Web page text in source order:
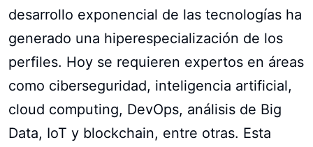
desarrollo exponencial de las tecnologías ha
generado una hiperespecialización de los
perfiles. Hoy se requieren expertos en áreas
como ciberseguridad, inteligencia artificial,
cloud computing, DevOps, análisis de Big
Data, IoT y blockchain, entre otras. Esta